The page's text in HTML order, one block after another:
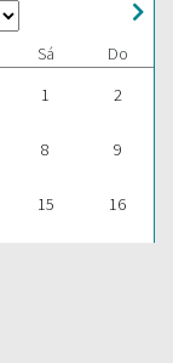
Sá
Do
1 2
8 9
15 16